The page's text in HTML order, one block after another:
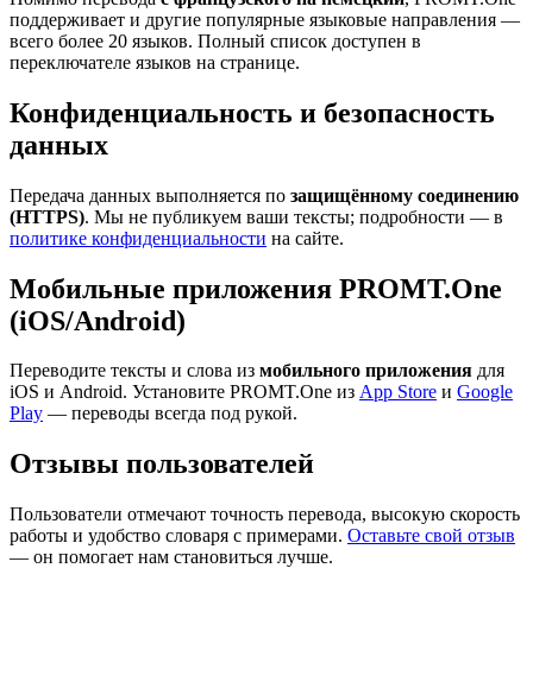
поддерживает и другие популярные языковые направления —
всего более 20 языков. Полный список доступен в
переключателе языков на странице.
Конфиденциальность и безопасность
данных
Передача данных выполняется по защищённому соединению
(HTTPS). Мы не публикуем ваши тексты; подробности — в
политике конфиденциальности на сайте.
Мобильные приложения PROMT.One
(iOS/Android)
Переводите тексты и слова из мобильного приложения для
iOS и Android. Установите PROMT.One из App Store и Google
Play — переводы всегда под рукой.
Отзывы пользователей
Пользователи отмечают точность перевода, высокую скорость
работы и удобство словаря с примерами. Оставьте свой отзыв
— он помогает нам становиться лучше.